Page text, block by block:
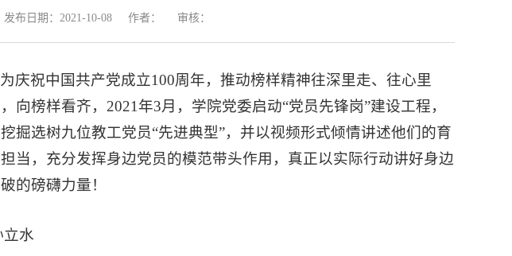
发布日期：2021-10-08 作者： 审核：
庆祝中国共产党成立100周年，推动榜样精神往深里走、往心里
向榜样看齐，2021年3月，学院党委启动“党员先锋岗”建设工程，
掘选树九位教工党员“先进典型”，并以视频形式倾情讲述他们的育
当，充分发挥身边党员的模范带头作用，真正以实际行动讲好身边
的磅礴力量！
立水